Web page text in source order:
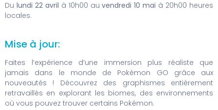
Du lundi 22 avril à 10h00 auvendredi 10 mai à 20h00 heures
locales.
Mise à jour:
Faites l’expérience d’une immersion plus réaliste que
jamais dans le monde de Pokémon GO grâce aux
nouveautés ! Découvrez des graphismes entièrement
retravaillés en explorant les biomes, des environnements
où vous pouvez trouver certains Pokémon.